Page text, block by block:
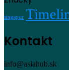
singapur
Kontakt
info@asiahub.sk